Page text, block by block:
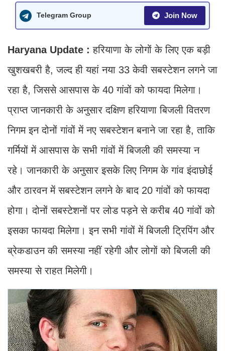
Telegram Group Join Now
Haryana Update : हरियाणा के लोगों के लिए एक बड़ी
खुशखबरी है, जल्द ही यहां नया 33 केवी सबस्टेशन लगने जा
रहा है, जिससे आसपास के 40 गांवों को फायदा मिलेगा।
प्राप्त जानकारी के अनुसार दक्षिण हरियाणा बिजली वितरण
निगम इन दोनों गांवों में नए सबस्टेशन बनाने जा रहा है, ताकि
गर्मियों में आसपास के सभी गांवों में बिजली की समस्या न
रहे। जानकारी के अनुसार इसके लिए निगम के गांव इंदाछोई
और ठारवन में सबस्टेशन लगने के बाद 20 गांवों को फायदा
होगा। दोनों सबस्टेशनों पर लोड पड़ने से करीब 40 गांवों को
इसका फायदा मिलेगा। इन सभी गांवों में बिजली ट्रिपिंग और
ब्रेकडाउन की समस्या नहीं रहेगी और लोगों को बिजली की
समस्या से राहत मिलेगी।